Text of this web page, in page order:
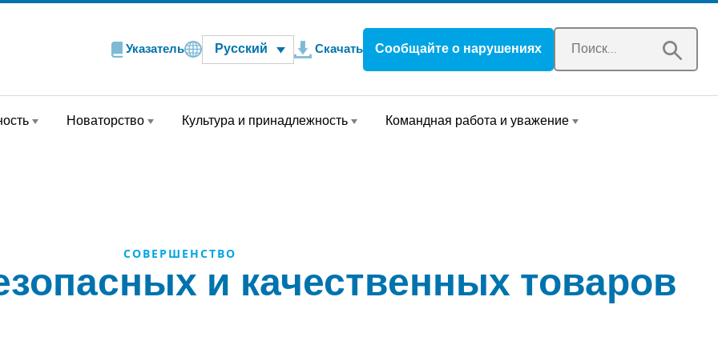
Указатель Русский Скачать Сообщайте о нарушенияхОткрывается в новом окне
Новаторство Культура и принадлежность Командная работа и уважение
СОВЕРШЕНСТВО
и качественных товаров